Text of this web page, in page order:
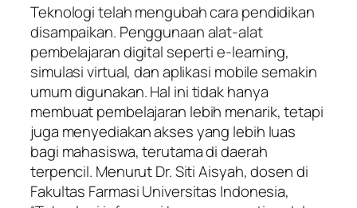
Teknologi telah mengubah cara pendidikan
disampaikan. Penggunaan alat-alat
pembelajaran digital seperti e-learning,
simulasi virtual, dan aplikasi mobile semakin
umum digunakan. Hal ini tidak hanya
membuat pembelajaran lebih menarik, tetapi
juga menyediakan akses yang lebih luas
bagi mahasiswa, terutama di daerah
terpencil. Menurut Dr. Siti Aisyah, dosen di
Fakultas Farmasi Universitas Indonesia,